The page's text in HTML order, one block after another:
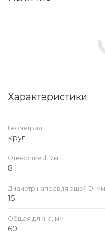
Характеристики
Геометрия
круг
Отверстие d, мм
8
Диаметр направляющей D, мм
15
Общая длина, мм
60